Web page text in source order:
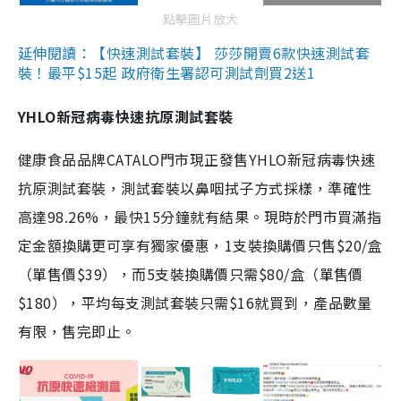
點擊圖片放大
延伸閱讀：【快速測試套裝】 莎莎開賣6款快速測試套
裝！最平$15起 政府衛生署認可測試劑買2送1
YHLO新冠病毒快速抗原測試套裝
健康食品品牌CATALO門市現正發售YHLO新冠病毒快速
抗原測試套裝，測試套裝以鼻咽拭子方式採樣，準確性
高達98.26%，最快15分鐘就有結果。現時於門市買滿指
定金額換購更可享有獨家優惠，1支裝換購價只售$20/盒
（單售價$39），而5支裝換購價只需$80/盒（單售價
$180），平均每支測試套裝只需$16就買到，產品數量
有限，售完即止。